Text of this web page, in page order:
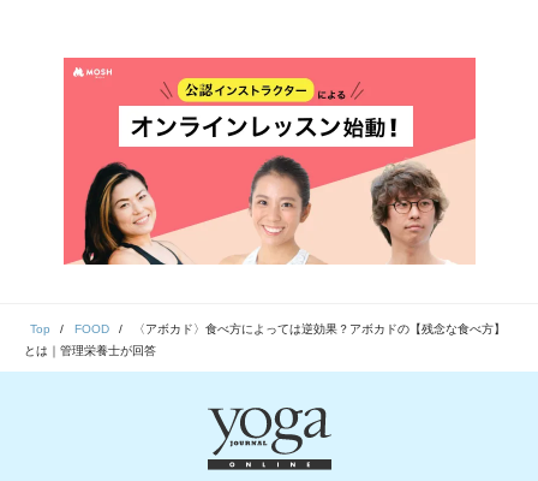
Top FOOD
〈アボカド〉食べ方によっては逆効果？アボカドの【残念な食べ方】
とは｜管理栄養士が回答